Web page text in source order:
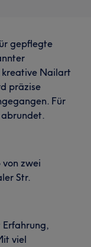
gepflegte
kreative Nailart
präzise
Für
abrundet.
zwei
Str.
Erfahrung,
viel